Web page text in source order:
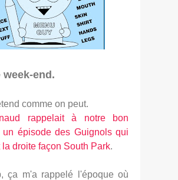
week-end.
comme on peut.
rappelait à notre bon
un épisode des Guignols qui
la droite façon South Park.
ça m'a rappelé l'époque où